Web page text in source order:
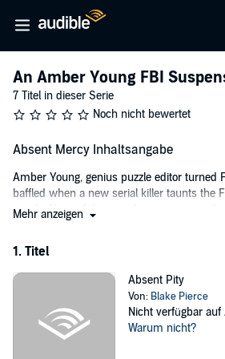
An Amber Young FBI
7 Titel in dieser Serie
Noch nicht bewertet
Absent Mercy Inhaltsangabe
Amber Young, genius puzzle editor turned
baffled when a new serial killer taunts the
puzzle. None of the searches seem to
“A masterpiece of thriller and
Roberto Mattos (re Once Gone)
ABSENT MERCY is book #4 in a long-
bestseller and USA Today bestselling
Mehr anzeigen
1. Titel
Absent Pity
Von: Blake Pierce
Nicht verfügbar auf
Warum nicht?